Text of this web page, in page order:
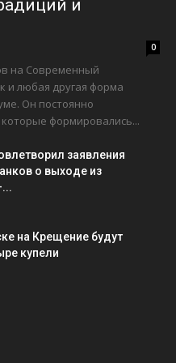
и
0
на Современный
и любая другая форма
Он постоянно
формировались...
заявления
о выходе из
на Крещение будут
купели